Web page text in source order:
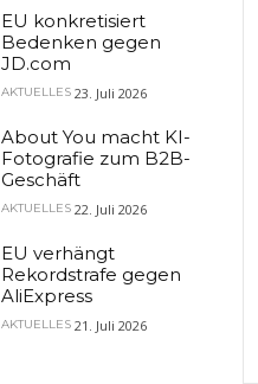
EU konkretisiert
Bedenken gegen
JD.com
AKTUELLES 23. Juli 2026
About You macht KI-
Fotografie zum B2B-
Geschäft
AKTUELLES 22. Juli 2026
EU verhängt
Rekordstrafe gegen
AliExpress
AKTUELLES 21. Juli 2026